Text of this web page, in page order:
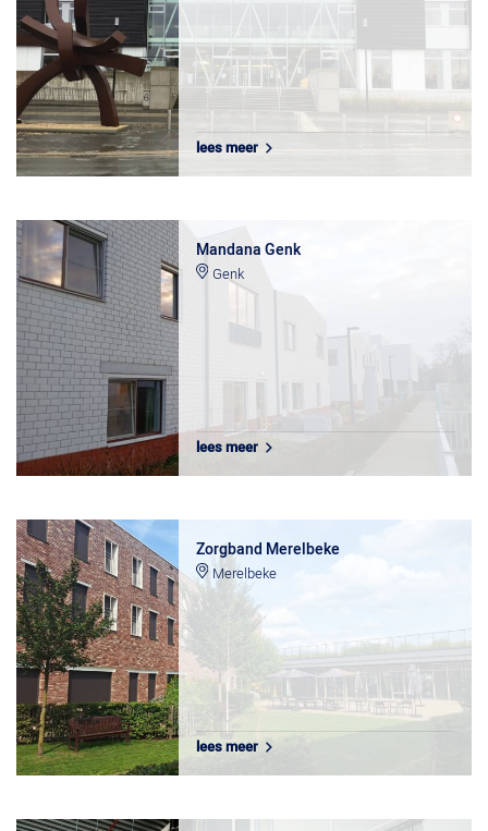
lees meer
Mandana Genk
Genk
lees meer
Zorgband Merelbeke
Merelbeke
lees meer